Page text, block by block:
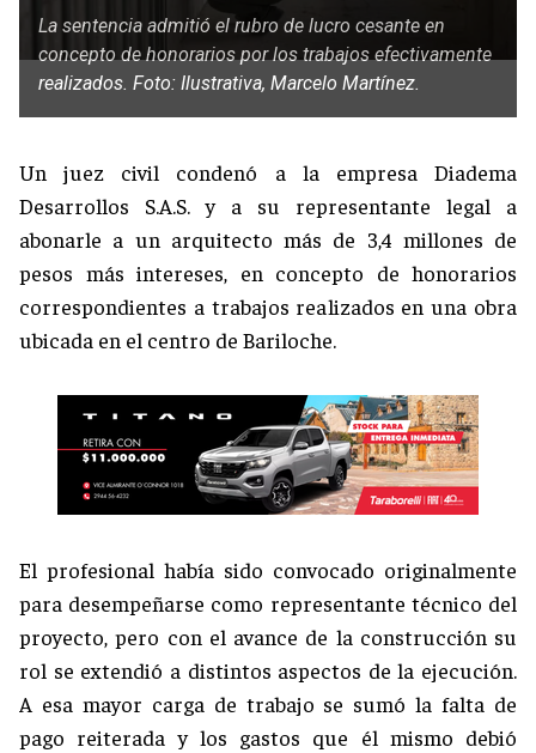
La sentencia admitió el rubro de lucro cesante en
concepto de honorarios por los trabajos efectivamente
realizados. Foto: Ilustrativa, Marcelo Martínez.
Un juez civil condenó a la empresa Diadema
Desarrollos S.A.S. y a su representante legal a
abonarle a un arquitecto más de 3,4 millones de
pesos más intereses, en concepto de honorarios
correspondientes a trabajos realizados en una obra
ubicada en el centro de Bariloche.
El profesional había sido convocado originalmente
para desempeñarse como representante técnico del
proyecto, pero con el avance de la construcción su
rol se extendió a distintos aspectos de la ejecución.
A esa mayor carga de trabajo se sumó la falta de
pago reiterada y los gastos que él mismo debió